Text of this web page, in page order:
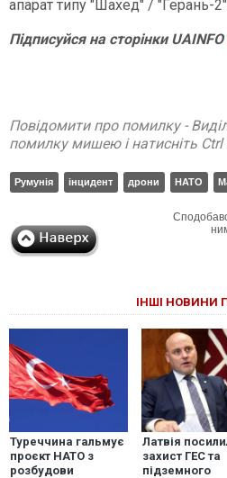
апарат типу "Шахед" / "Герань-
ПідписуйсянасторінкиUAINFO
Повідомити про помилку -
помилку мишею і натисніть Ctrl
Румунія інцидент дрони НАТО
ІНШІ НОВИНИ
Туреччина гальмує
проєкт НАТО з
розбудови
Латвія
захист ГЕС та
підземного